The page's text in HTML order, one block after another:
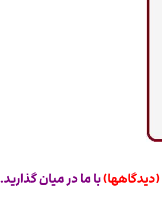
(دیدگاهها)با ما در میان گذارید.